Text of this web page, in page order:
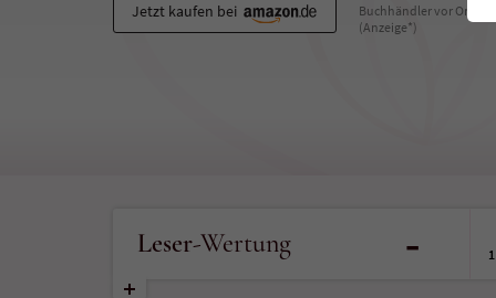
Jetzt kaufen bei
Buchhändler vor Ort
(Anzeige*)
Leser-Wertung -
1